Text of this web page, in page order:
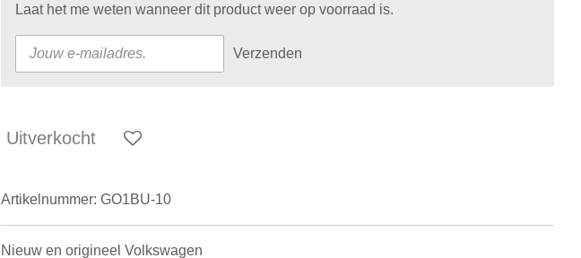
Laat het me weten wanneer dit product weer op voorraad is.
Verzenden
Uitverkocht
Artikelnummer: GO1BU-10
Nieuw en origineel Volkswagen